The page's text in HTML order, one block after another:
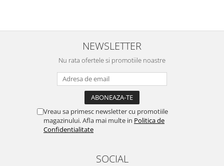
NEWSLETTER
Nu rata ofertele si promotiile noastre
Vreau sa primesc newsletter cu promotiile
magazinului. Afla mai multe in Politica de
Confidentialitate
SOCIAL